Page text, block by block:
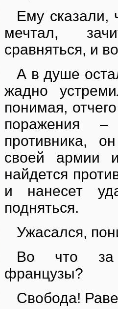
Ему сказали,
мечтал,
сравняться, и
А в душе
жадно
понимая,
поражения
противника,
своей армии
найдется
и нанесет
подняться.
Ужасался,
Во что за
французы?
Свобода!